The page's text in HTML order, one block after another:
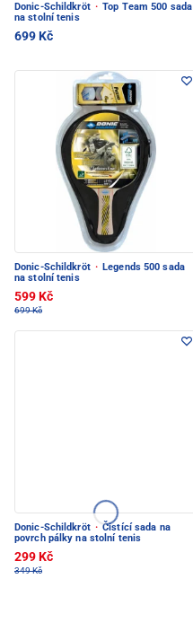
Donic-Schildkröt · Top Team 500 sada
na stolní tenis
699 Kč
Donic-Schildkröt · Legends 500 sada
na stolní tenis
599 Kč
699 Kč
Donic-Schildkröt · Čistící sada na
povrch pálky na stolní tenis
299 Kč
349 Kč